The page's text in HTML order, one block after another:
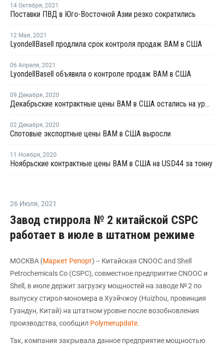
14 Октября, 2021
Поставки ПВД в Юго-Восточной Азии резко сократились
12 Мая, 2021
LyondellBasell продлила срок контроля продаж ВAM в США
06 Апреля, 2021
LyondellBasell объявила о контроле продаж ВAM в США
09 Декабря, 2020
Декабрьские контрактные цены ВАМ в США остались на уровне ноября
02 Декабря, 2020
Спотовые экспортные цены ВАМ в США выросли
11 Ноября, 2020
Ноябрьские контрактные цены ВАМ в США на USD44 за тонну
26 Июля, 2021
Завод стиррола № 2 китайской CSPC
работает в июле в штатном режиме
МОСКВА (Маркет Репорт) -- Китайская CNOOC and Shell
Petrochemicals Co (CSPC), совместное предприятие CNOOC и
Shell, в июле держит загрузку мощностей на заводе № 2 по
выпуску стирол-мономера в Хуэйчжоу (Huizhou, провинция
Гуандун, Китай) на штатном уровне после возобновления
производства, сообщил Polymerupdate.
Так, компания закрывала данное предприятие мощностью